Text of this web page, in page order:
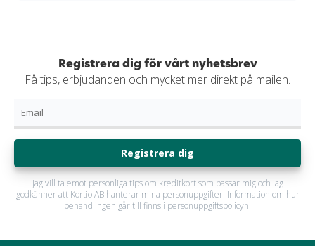
Registrera dig för vårt nyhetsbrev
Få tips, erbjudanden och mycket mer direkt på mailen.
Registrera dig
Jag vill ta emot personliga tips om kreditkort som passar mig och jag
godkänner att Kortio AB hanterar mina personuppgifter. Information om hur
behandlingen går till finns i personuppgiftspolicyn.